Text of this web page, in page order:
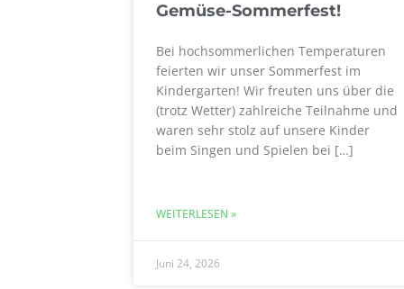
Gemüse-Sommerfest!
Bei hochsommerlichen Temperaturen
feierten wir unser Sommerfest im
Kindergarten! Wir freuten uns über die
(trotz Wetter) zahlreiche Teilnahme und
waren sehr stolz auf unsere Kinder
beim Singen und Spielen bei […]
WEITERLESEN »
Juni 24, 2026